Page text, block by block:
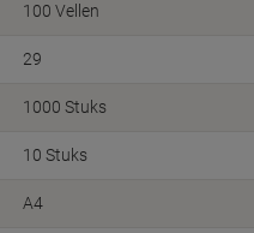
100 Vellen
29
1000 Stuks
10 Stuks
A4